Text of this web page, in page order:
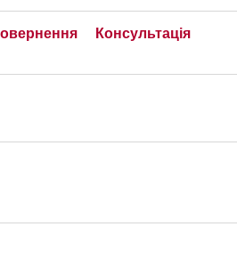
Консультація